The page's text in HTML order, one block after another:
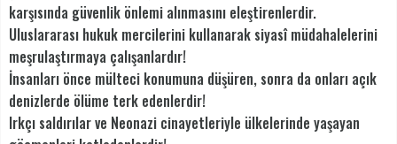
karşısında güvenlik önlemi alınmasını eleştirenlerdir.
Uluslararası hukuk mercilerini kullanarak siyasî müdahalelerini
meşrulaştırmaya çalışanlardır!
İnsanları önce mülteci konumuna düşüren, sonra da onları açık
denizlerde ölüme terk edenlerdir!
Irkçı saldırılar ve Neonazi cinayetleriyle ülkelerinde yaşayan